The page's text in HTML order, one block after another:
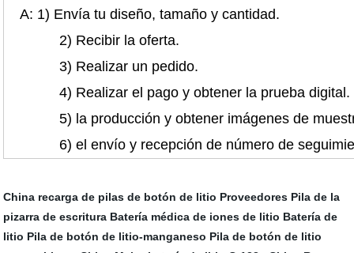
A: 1) Envía tu diseño, tamaño y cantidad.
2) Recibir la oferta.
3) Realizar un pedido.
4) Realizar el pago y obtener la prueba
5) la producción y obtener imágenes de
6) el envío y recepción de número de
China recarga de pilas de botón de litio Proveedores Pila de la
pizarra de escritura Batería médica de iones de litio Batería de
litio Pila de botón de litio-manganeso Pila de botón de litio